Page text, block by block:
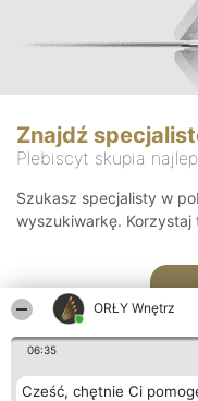
ORŁY Wnętrz
06:35
Cześć, chętnie Ci
Znajdź
Plebiscyt skupia
Szukasz specjalisty w
wyszukiwarkę. Korzystaj